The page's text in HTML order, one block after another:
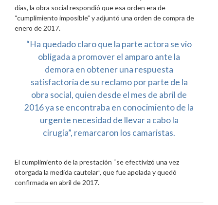
días, la obra social respondió que esa orden era de
“cumplimiento imposible” y adjuntó una orden de compra de
enero de 2017.
“Ha quedado claro que la parte actora se vio
obligada a promover el amparo ante la
demora en obtener una respuesta
satisfactoria de su reclamo por parte de la
obra social, quien desde el mes de abril de
2016 ya se encontraba en conocimiento de la
urgente necesidad de llevar a cabo la
cirugía”, remarcaron los camaristas.
El cumplimiento de la prestación “se efectivizó una vez
otorgada la medida cautelar”, que fue apelada y quedó
confirmada en abril de 2017.